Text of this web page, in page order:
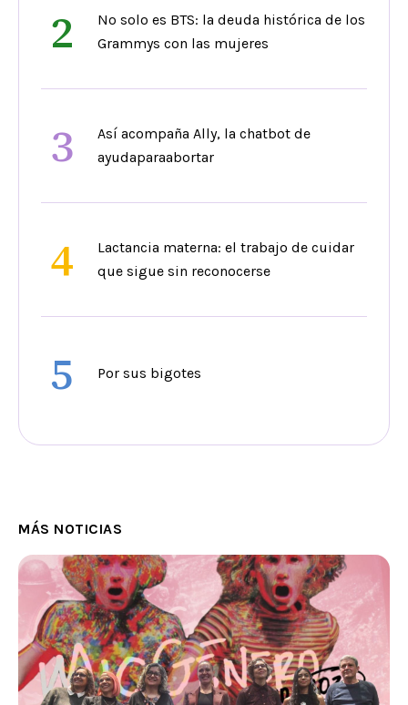
2
No solo es BTS: la deuda histórica de los
Grammys con las mujeres
3
Así acompaña Ally, la chatbot de
ayudaparaabortar
4
Lactancia materna: el trabajo de cuidar
que sigue sin reconocerse
5 Por sus bigotes
MÁS NOTICIAS